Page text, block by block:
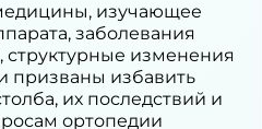
изучающее
заболевания
изменения
призваны избавить
их последствий и
ортопедии